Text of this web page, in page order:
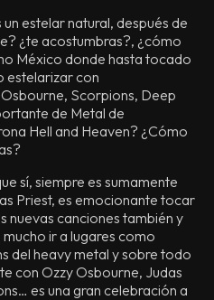
estelar natural, después de
¿te acostumbras?, ¿cómo
México donde hasta tocado
estelarizar con
Scorpions, Deep
de Metal de
Hell and Heaven? ¿Cómo
sí, siempre es sumamente
Priest, es emocionante tocar
nuevas canciones también y
ir a lugares como
del heavy metal y sobre todo
con Ozzy Osbourne, Judas
es una gran celebración a